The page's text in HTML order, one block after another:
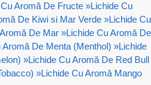
Aromă De Fructe »Lichide Cu
De Kiwi si Mar Verde »Lichide Cu
De Mar »Lichide Cu Aromă De
Aromă De Menta (Menthol) »Lichide
»Lichide Cu Aromă De Red Bull
»Lichide Cu Aromă Mango